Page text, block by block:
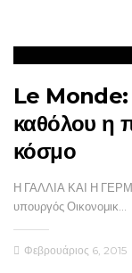
Le Monde:
καθόλου η
κόσμο
Η ΓΑΛΛΙΑ ΚΑΙ Η
υπουργός Οικονομικ…
Φεβρουάριος 6, 2015